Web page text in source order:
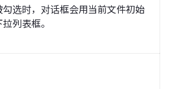
勾选时，对话框会用当前文件初始
列表框。